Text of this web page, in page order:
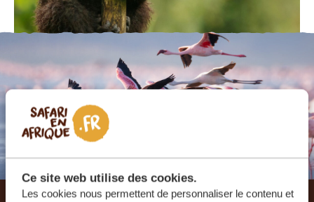
Ce site web utilise des cookies.
Les cookies nous permettent de personnaliser le contenu et